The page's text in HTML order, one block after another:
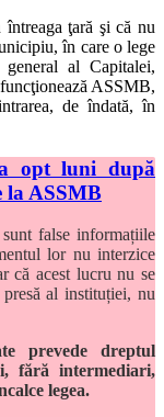
ţară şi că nu
în care o lege
al Capitalei,
ASSMB,
de îndată, în
opt luni după
la ASSMB
false informațiile
lor nu interzice
că acest lucru nu se
al instituției, nu
prevede dreptul
fără intermediari,
legea.